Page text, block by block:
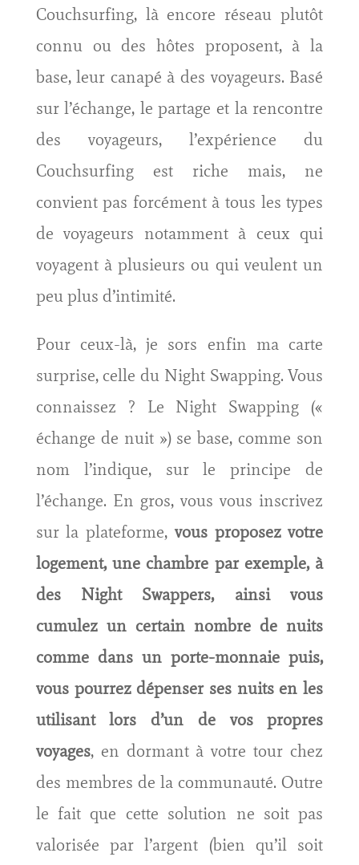
Couchsurfing, là encore réseau plutôt
connu ou des hôtes proposent, à la
base, leur canapé à des voyageurs. Basé
sur l’échange, le partage et la rencontre
des voyageurs, l’expérience du
Couchsurfing est riche mais, ne
convient pas forcément à tous les types
de voyageurs notamment à ceux qui
voyagent à plusieurs ou qui veulent un
peu plus d’intimité.
Pour ceux-là, je sors enfin ma carte
surprise, celle du Night Swapping. Vous
connaissez ? Le Night Swapping («
échange de nuit ») se base, comme son
nom l’indique, sur le principe de
l’échange. En gros, vous vous inscrivez
sur la plateforme, vous proposez votre
logement, une chambre par exemple, à
des Night Swappers, ainsi vous
cumulez un certain nombre de nuits
comme dans un porte-monnaie puis,
vous pourrez dépenser ses nuits en les
utilisant lors d’un de vos propres
voyages, en dormant à votre tour chez
des membres de la communauté. Outre
le fait que cette solution ne soit pas
valorisée par l’argent (bien qu’il soit